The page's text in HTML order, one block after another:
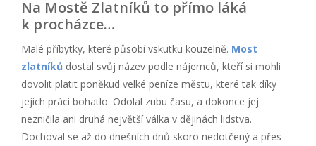
Na Mostě Zlatníků to přímo láká
k procházce…
Malé příbytky, které působí vskutku kouzelně. Most
zlatníků dostal svůj název podle nájemců, kteří si mohli
dovolit platit poněkud velké peníze městu, které tak díky
jejich práci bohatlo. Odolal zubu času, a dokonce jej
nezničila ani druhá největší válka v dějinách lidstva.
Dochoval se až do dnešních dnů skoro nedotčený a přes